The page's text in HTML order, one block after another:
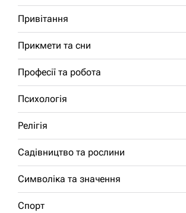
Привітання
Прикмети та сни
Професії та робота
Психологія
Релігія
Садівництво та рослини
Символіка та значення
Спорт